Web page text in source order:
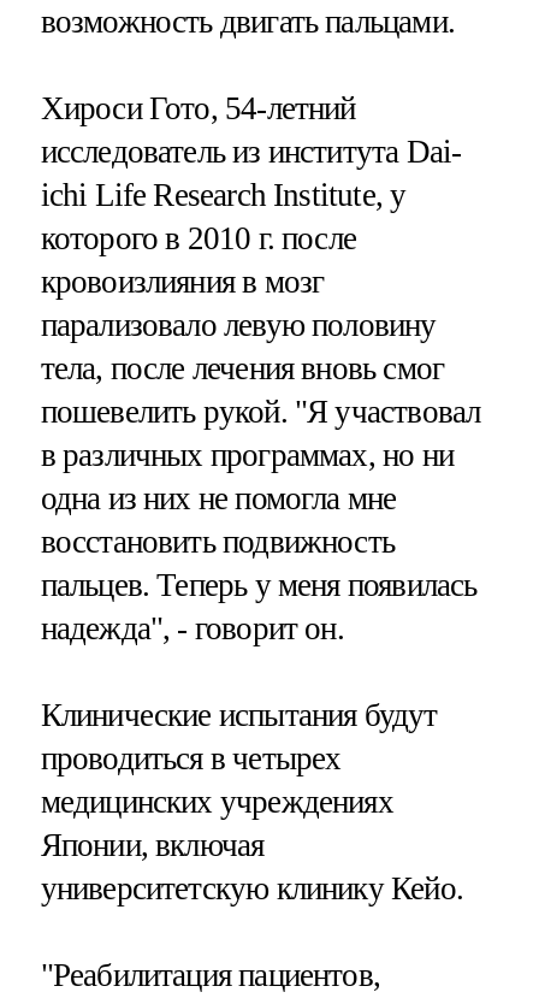
возможность двигать пальцами.
Хироси Гото, 54-летний
исследователь из института Dai-
ichi Life Research Institute, у
которого в 2010 г. после
кровоизлияния в мозг
парализовало левую половину
тела, после лечения вновь смог
пошевелить рукой. "Я участвовал
в различных программах, но ни
одна из них не помогла мне
восстановить подвижность
пальцев. Теперь у меня появилась
надежда", - говорит он.
Клинические испытания будут
проводиться в четырех
медицинских учреждениях
Японии, включая
университетскую клинику Кейо.
"Реабилитация пациентов,